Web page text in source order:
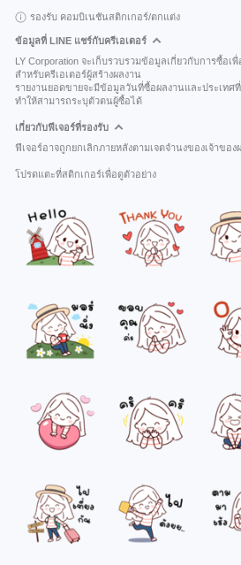
รองรับ คอมบิเนชันสติกเกอร์/ตกแต่ง
ข้อมูลที่ LINE แชร์กับครีเอเตอร์
LY Corporation จะเก็บรวบรวมข้อมูลเกี่ยวกับการซื้อเ
สำหรับครีเอเตอร์ผู้สร้างผลงาน
รายงานยอดขายจะมีข้อมูลวันที่ซื้อผลงานและประเท
ทำให้สามารถระบุตัวตนผู้ซื้อได้
เกี่ยวกับฟีเจอร์ที่รองรับ
ฟีเจอร์อาจถูกยกเลิกภายหลังตามเจตจำนงของเจ้าของ
โปรดแตะที่สติกเกอร์เพื่อดูตัวอย่าง